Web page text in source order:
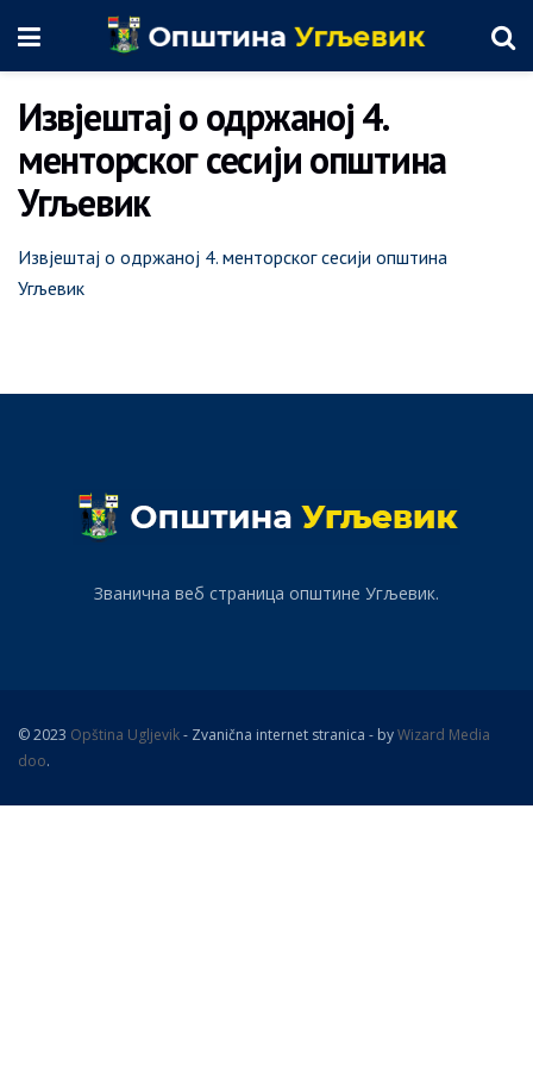
Извјештај о одржаној 4.
менторског сесији општина
Угљевик
Извјештај о одржаној 4. менторског сесији општина
Угљевик
Званична веб страница општине Угљевик.
© 2023 Opština Ugljevik- Zvanična internet stranica - byWizard Media
doo.